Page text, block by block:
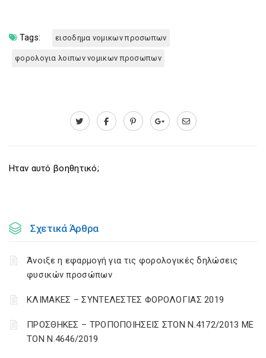
Tags: εισοδημα νομικων προσωπων
φορολογια λοιπων νομικων προσωπων
Ηταν αυτό βοηθητικό;
Σχετικά Άρθρα
Άνοιξε η εφαρμογή για τις φορολογικές δηλώσεις
φυσικών προσώπων
ΚΛΙΜΑΚΕΣ – ΣΥΝΤΕΛΕΣΤΕΣ ΦΟΡΟΛΟΓΙΑΣ 2019
ΠΡΟΣΘΗΚΕΣ – ΤΡΟΠΟΠΟΙΗΣΕΙΣ ΣΤΟΝ Ν.4172/2013 ΜΕ
ΤΟΝ Ν.4646/2019